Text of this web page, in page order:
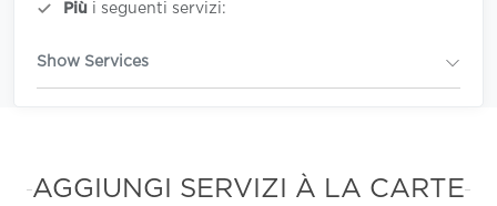
Più i seguenti servizi:
Show Services
AGGIUNGI SERVIZI À LA CARTE